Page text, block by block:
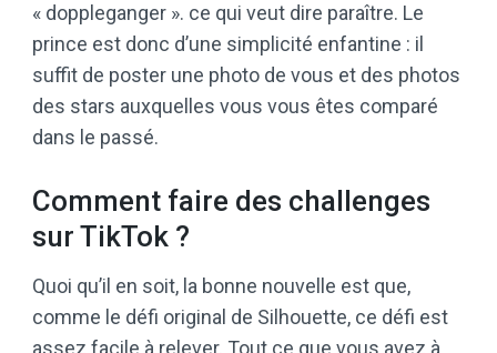
« doppleganger ». ce qui veut dire paraître. Le
prince est donc d’une simplicité enfantine : il
suffit de poster une photo de vous et des photos
des stars auxquelles vous vous êtes comparé
dans le passé.
Comment faire des challenges
sur TikTok ?
Quoi qu’il en soit, la bonne nouvelle est que,
comme le défi original de Silhouette, ce défi est
assez facile à relever. Tout ce que vous avez à